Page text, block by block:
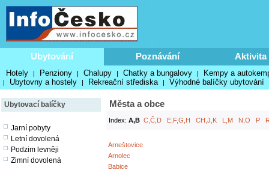
Ubytování Poznávání Aktivita
Hotely | Penziony | Chalupy | Chatky a bungalovy | Kempy a
| Ubytovny a hostely | Rekreační střediska | Výhodné balíčky ubytování
Ubytovací balíčky
Jarní pobyty
Letní dovolená
Podzim levněji
Zimní dovolená
Města a obce
Index: A,B C,Č,D E,F,G,H CH,J,K L,M N,O P
Arneštovice
Arnolec
Babice